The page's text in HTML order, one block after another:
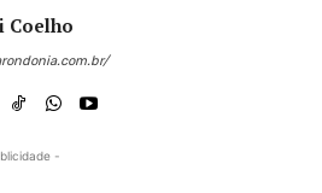
Coelho
-